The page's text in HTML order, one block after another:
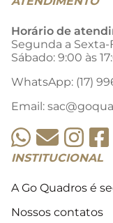
Horário de
Segunda a Sexta-
Sábado: 9:00 às
WhatsApp: (17)
Email:
INSTITUCIONAL
A Go Quadros é
Nossos contatos